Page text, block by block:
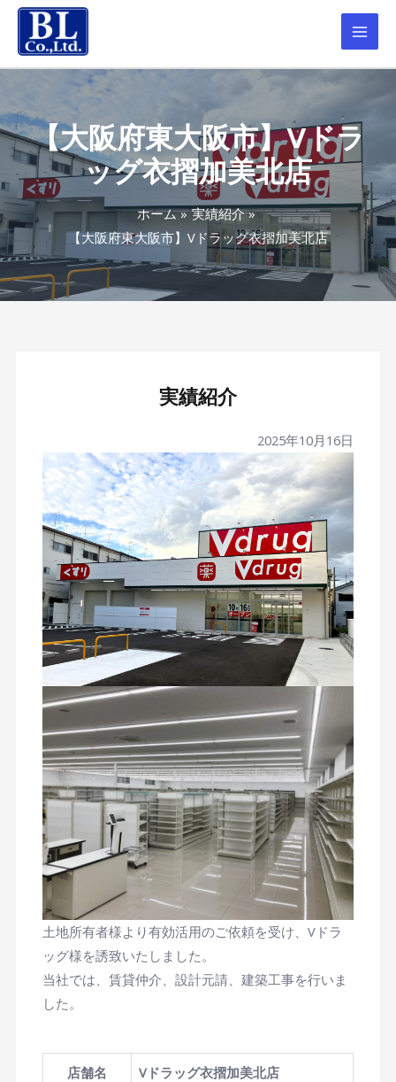
【大阪府東大阪市】Vドラ
ッグ衣摺加美北店
ホーム
実績紹介
【大阪府東大阪市】Vドラッグ衣摺加美北店
実績紹介
2025年10月16日
土地所有者様より有効活用のご依頼を受け、Vドラ
ッグ様を誘致いたしました。
当社では、賃貸仲介、設計元請、建築工事を行いま
した。
店舗名 Vドラッグ衣摺加美北店